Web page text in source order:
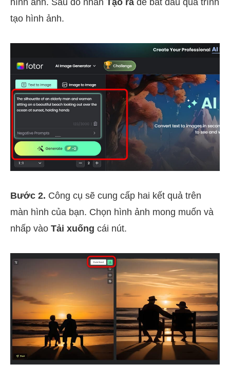
hình ảnh. Sau đó nhấn Tạo ra để bắt đầu quá trình
tạo hình ảnh.
Bước 2. Công cụ sẽ cung cấp hai kết quả trên
màn hình của bạn. Chọn hình ảnh mong muốn và
nhấp vào Tải xuống cái nút.